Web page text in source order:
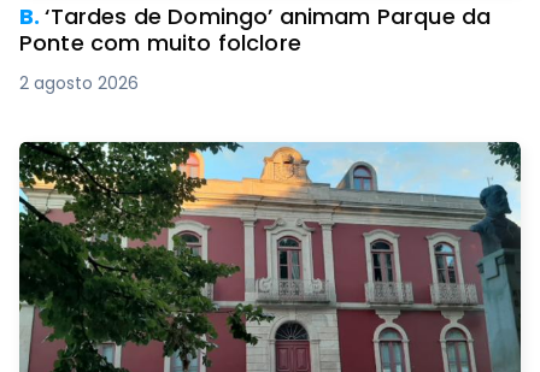
B.‘Tardes de Domingo’ animam Parque da
Ponte com muito folclore
2 agosto 2026